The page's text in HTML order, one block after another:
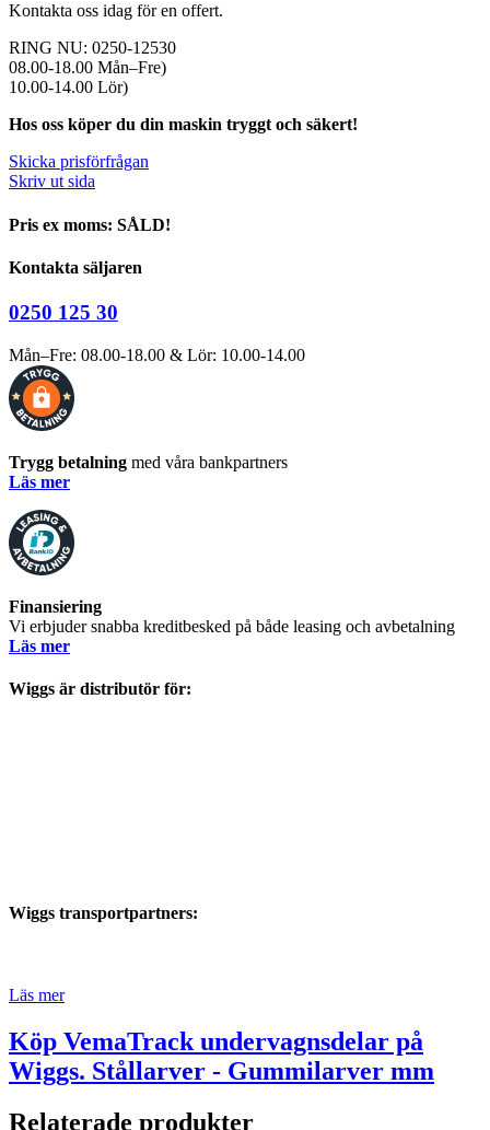
Kontakta oss idag för en offert.
RING NU: 0250-12530
08.00-18.00 Mån–Fre)
10.00-14.00 Lör)
Hos oss köper du din maskin tryggt och säkert!
Skicka prisförfrågan
Skriv ut sida
Pris ex moms: SÅLD!
Kontakta säljaren
0250 125 30
Mån–Fre: 08.00-18.00 & Lör: 10.00-14.00
Trygg betalning med våra bankpartners
Läs mer
Finansiering
Vi erbjuder snabba kreditbesked på både leasing och avbetalning
Läs mer
Wiggs är distributör för:
Wiggs transportpartners:
Läs mer
Köp VemaTrack undervagnsdelar på
Wiggs. Stållarver - Gummilarver mm
Relaterade produkter